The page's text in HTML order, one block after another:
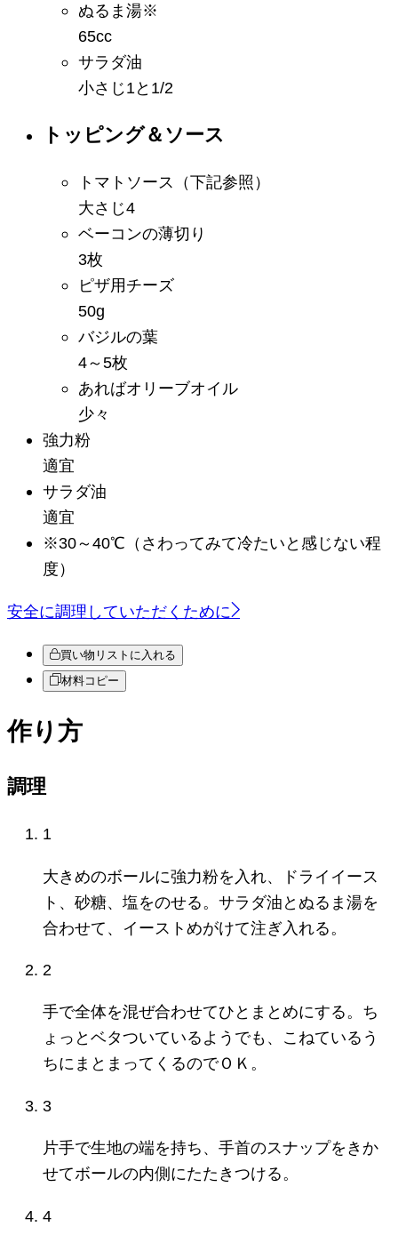
ぬるま湯※
65cc
サラダ油
小さじ1と1/2
トッピング＆ソース
トマトソース （下記参照）
大さじ4
ベーコンの薄切り
3枚
ピザ用チーズ
50g
バジルの葉
4～5枚
あればオリーブオイル
少々
強力粉
適宜
サラダ油
適宜
※30～40℃（さわってみて冷たいと感じない程
度）
安全に調理していただくために
買い物リストに入れる
材料コピー
作り方
調理
1
大きめのボールに強力粉を入れ、ドライイース
ト、砂糖、塩をのせる。サラダ油とぬるま湯を
合わせて、イーストめがけて注ぎ入れる。
2
手で全体を混ぜ合わせてひとまとめにする。ち
ょっとベタついているようでも、こねているう
ちにまとまってくるのでＯＫ。
3
片手で生地の端を持ち、手首のスナップをきか
せてボールの内側にたたきつける。
4